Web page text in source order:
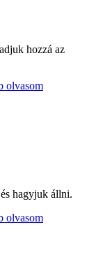
hozzá az
olvasom
hagyjuk állni.
olvasom